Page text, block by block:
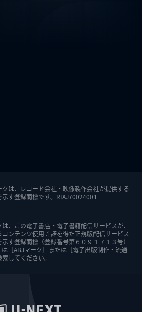
クは、レコード会社・映像製作会社が提供する
示す登録商標です。RIAJ70024001
、この電子書店・電子書籍配信サービスが、
ンテンツ使用許諾を得た正規版配信サービス
す登録商標（登録番号第６０９１７１３号）
［ABJマーク］または［電子出版制作・流通
してください。